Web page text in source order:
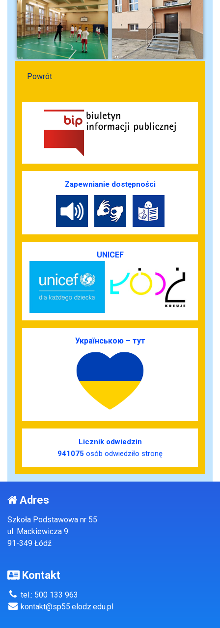
Powrót
Zapewnianie dostępności
UNICEF
Українською – тут
Licznik odwiedzin
941075 osób odwiedziło stronę
Adres
Szkoła Podstawowa nr 55
ul. Mackiewicza 9
91-349 Łódź
Kontakt
tel.: 500 133 963
kontakt@sp55.elodz.edu.pl